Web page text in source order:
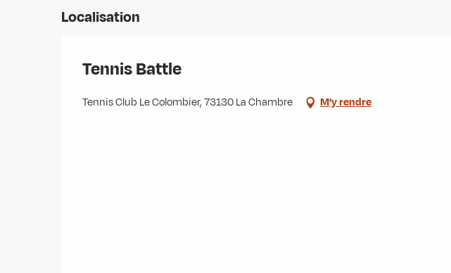
Localisation
Tennis Battle
Tennis Club Le Colombier, 73130 La Chambre M'y rendre